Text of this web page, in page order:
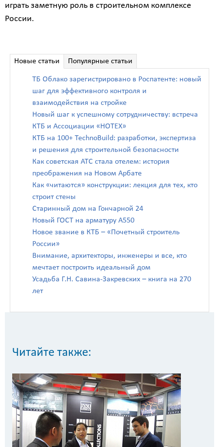
играть заметную роль в строительном комплексе
России.
Новые статьи Популярные статьи
ТБ Облако зарегистрировано в Роспатенте: новый
шаг для эффективного контроля и
взаимодействия на стройке
Новый шаг к успешному сотрудничеству: встреча
КТБ и Ассоциации «НОТЕХ»
КТБ на 100+ TechnoBuild: разработки, экспертиза
и решения для строительной безопасности
Как советская АТС стала отелем: история
преображения на Новом Арбате
Как «читаются» конструкции: лекция для тех, кто
строит стены
Старинный дом на Гончарной 24
Новый ГОСТ на арматуру А550
Новое звание в КТБ – «Почетный строитель
России»
Внимание, архитекторы, инженеры и все, кто
мечтает построить идеальный дом
Усадьба Г.Н. Савина-Закревских – книга на 270
лет
Читайте также: